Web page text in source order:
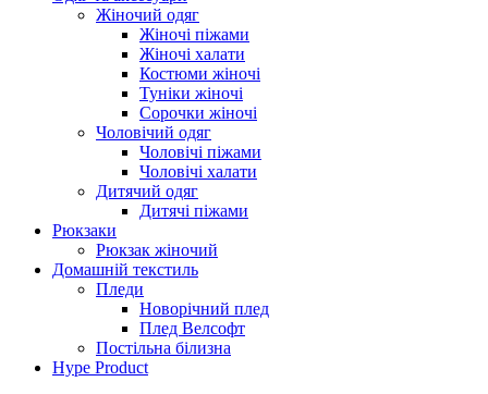
Жіночий одяг
Жіночі піжами
Жіночі халати
Костюми жіночі
Туніки жіночі
Сорочки жіночі
Чоловічий одяг
Чоловічі піжами
Чоловічі халати
Дитячий одяг
Дитячі піжами
Рюкзаки
Рюкзак жіночий
Домашній текстиль
Пледи
Новорічний плед
Плед Велсофт
Постільна білизна
Hype Product